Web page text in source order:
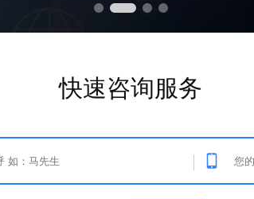
快速咨询服务
程师 25分钟之前 实时咨询信息 徐女士
师 25秒之前 王先生
程师 3分钟之前 实时咨询信息 范先生